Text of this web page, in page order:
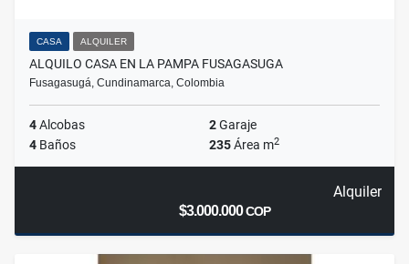
CASA ALQUILER
ALQUILO CASA EN LA PAMPA FUSAGASUGA
Fusagasugá, Cundinamarca, Colombia
4Alcobas 2Garaje
4 Baños 235Área m2
Alquiler
$3.000.000COP